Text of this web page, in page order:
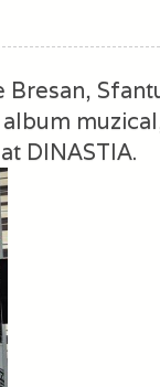
DINASTIA.